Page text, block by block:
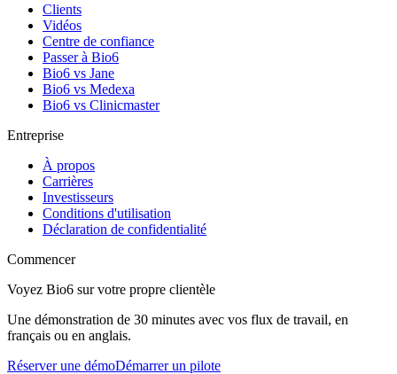
Clients
Vidéos
Centre de confiance
Passer à Bio6
Bio6 vs Jane
Bio6 vs Medexa
Bio6 vs Clinicmaster
Entreprise
À propos
Carrières
Investisseurs
Conditions d'utilisation
Déclaration de confidentialité
Commencer
Voyez Bio6 sur votre propre clientèle
Une démonstration de 30 minutes avec vos flux de travail, en
français ou en anglais.
Réserver une démoDémarrer un pilote